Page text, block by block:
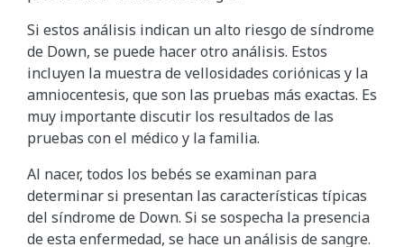
Si estos análisis indican un alto riesgo de síndrome
de Down, se puede hacer otro análisis. Estos
incluyen la muestra de vellosidades coriónicas y la
amniocentesis, que son las pruebas más exactas. Es
muy importante discutir los resultados de las
pruebas con el médico y la familia.
Al nacer, todos los bebés se examinan para
determinar si presentan las características típicas
del síndrome de Down. Si se sospecha la presencia
de esta enfermedad, se hace un análisis de sangre.